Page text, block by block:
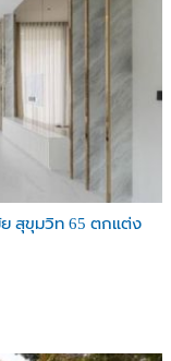
ย สุขุมวิท 65 ตกแต่ง